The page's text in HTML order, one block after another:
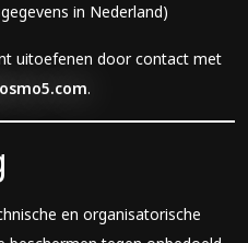
in Nederland)
uitoefenen door contact met
.
en organisatorische